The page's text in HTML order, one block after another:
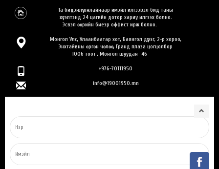
Та бидэнлүү онлайнаар имэйл илгээвэл бид таны
хүсэлтэнд 24 цагийн дотор хариу илгээх болно.
Эсвэл өөрийн биеэр оффист ирж болно.
Монгол Улс, Улаанбаатар хот, Баянгол дүүрэг, 2-р хороо,
Энхтайвны өргөн чөлөө, Гранд плаза цогцолбор
1006 тоот , Монгол шуудан -46
+976-70111950
info@19001950.mn